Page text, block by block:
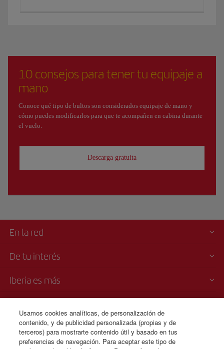
10 consejos para tener tu equipaje a
mano
Conoce qué tipo de bultos son considerados equipaje de mano y
cómo puedes modificarlos para que te acompañen en cabina durante
el vuelo.
Descarga gratuita
En la red
De tu interés
Iberia es más
Venta telefónica
+30 21 1198 0095
Usamos cookies analíticas, de personalización de
contenido, y de publicidad personalizada (propias y de
terceros) para mostrarte contenido útil y basado en tus
preferencias de navegación. Para aceptar este tipo de